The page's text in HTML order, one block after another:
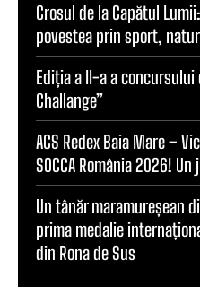
Crosul de la Capătul
povestea prin sport,
Ediția a II-a a
Challange”
ACS Redex Baia Mare –
SOCCA România 2026!
Un tânăr maramureșean
prima medalie
din Rona de Sus